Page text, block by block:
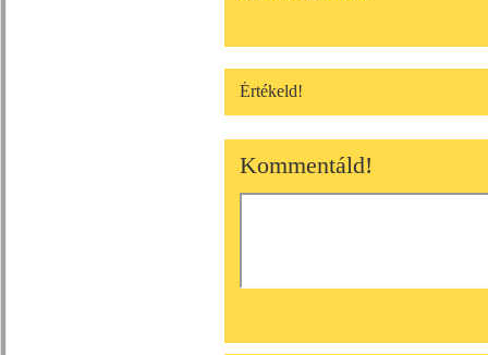
Értékeld!
Kommentáld!